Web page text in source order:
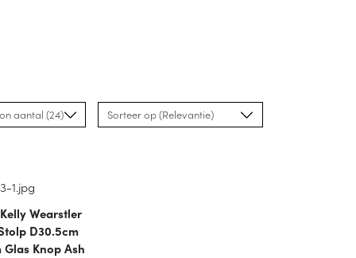
Wearstler
D30.5cm
Glas Knop Ash